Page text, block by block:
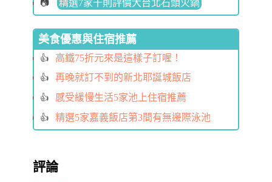
精選7家千則評價大台北石頭火鍋
美食優惠與住宿推薦
高鐵75折元來是這樣子訂喔！
再晚就訂不到的新北耶誕城飯店
感受緩慢生活5家池上住宿推薦
精選5家嘉義飯店第3間有無邊際泳池
評論